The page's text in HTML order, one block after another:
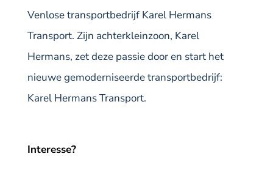
Venlose transportbedrijf Karel Hermans
Transport. Zijn achterkleinzoon, Karel
Hermans, zet deze passie door en start het
nieuwe gemoderniseerde transportbedrijf:
Karel Hermans Transport.
Interesse?